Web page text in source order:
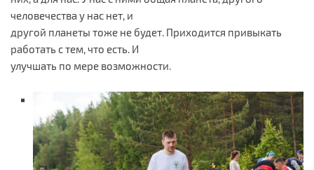
человечества у нас нет, и
другой планеты тоже не будет. Приходится привыкать
работать с тем, что есть. И
улучшать по мере возможности.